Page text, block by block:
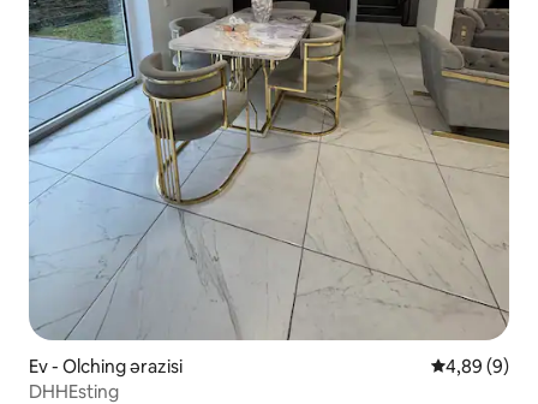
Ev - Olching ərazisi Ortalama
4,89 (9)
DHHEsting